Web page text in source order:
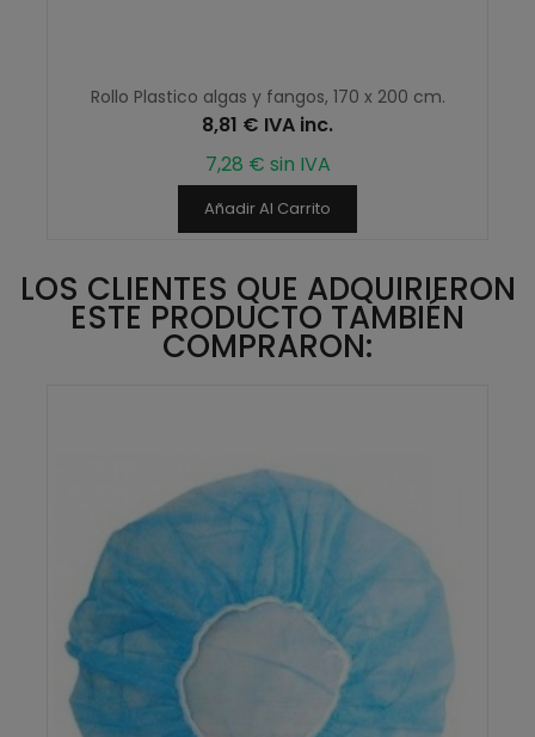
Rollo Plastico algas y fangos, 170 x 200 cm.
8,81 € IVA inc.
7,28 € sin IVA
Añadir Al Carrito
LOS CLIENTES QUE ADQUIRIERON
ESTE PRODUCTO TAMBIÉN
COMPRARON: